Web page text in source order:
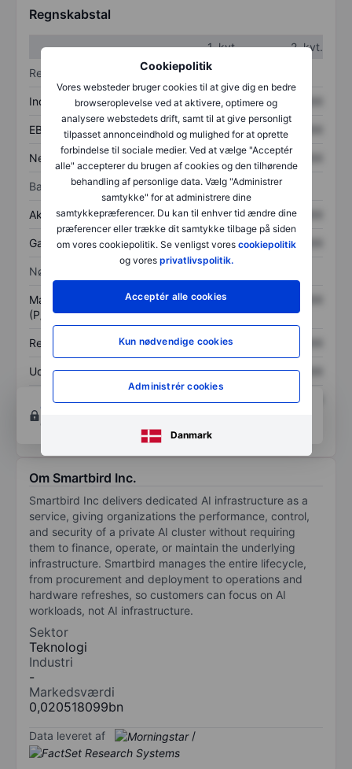
Cookiepolitik
Vores websteder bruger cookies til at give dig en bedre
browseroplevelse ved at aktivere, optimere og
analysere webstedets drift, samt til at give personligt
tilpasset annonceindhold og mulighed for at oprette
forbindelse til sociale medier. Ved at vælge "Acceptér
alle" accepterer du brugen af cookies og den tilhørende
behandling af personlige data. Vælg "Administrer
samtykke" for at administrere dine
samtykkepræferencer. Du kan til enhver tid ændre dine
præferencer eller trække dit samtykke tilbage på siden
om vores cookiepolitik. Se venligst vores cookiepolitik
og vores privatlivspolitik.
Acceptér alle cookies
Kun nødvendige cookies
Administrér cookies
Danmark
Regnskabstal
1. kvt.
2. kvt.
Resultatopgørelse
Indtægter XXXXXXX XXXXXXX
EBITDA XXXXXXX XXXXXXX
Nettoresultat XXXXXXX XXXXXXX
Balance
Aktiver i alt XXXXXXX XXXXXXX
Gæld XXXXXXX XXXXXXX
Nøgletal
Markedsværdi/omsætning
(P/S)
XXXXXXX
Resultat pr. aktie (EPS) XXXXXXX
Udbytte pr. aktie XXXXXXX XXXXXXX
Afkast af egenkapital XXXXXXX XXXXXXX
Opret kontofor at få adgang til flere diagrammer
og analyse værktøjer.
Om Smartbird Inc.
Smartbird Inc delivers dedicated AI infrastructure as a
service, giving organizations the performance, control,
and security of a private AI cluster without requiring
them to finance, operate, or maintain the underlying
infrastructure. Smartbird manages the entire lifecycle,
from procurement and deployment to operations and
hardware refreshes, so customers can focus on AI
workloads, not AI infrastructure.
Sektor
Teknologi
Industri
-
Markedsværdi
0,020518099bn
Data leveret af /